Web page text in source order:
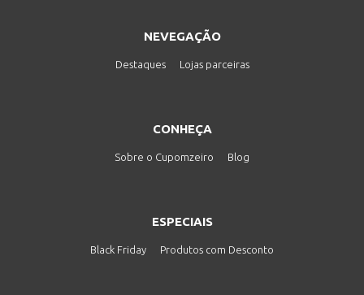
NEVEGAÇÃO
Destaques Lojas parceiras
CONHEÇA
Sobre o Cupomzeiro Blog
ESPECIAIS
Black Friday Produtos com Desconto